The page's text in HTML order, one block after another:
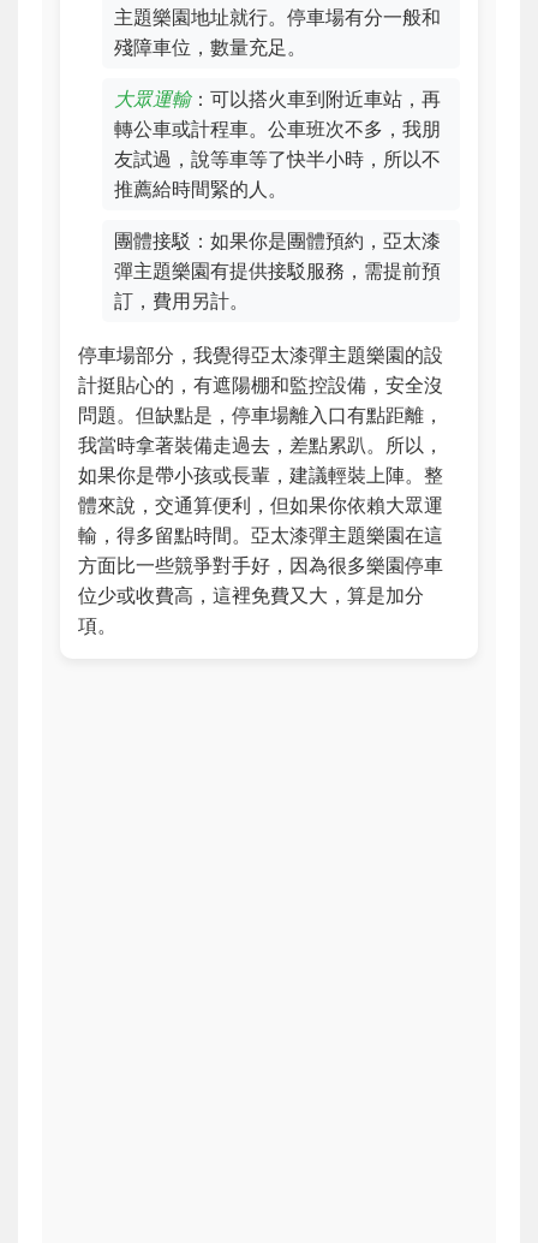
主題樂園地址就行。停車場有分一般和
殘障車位，數量充足。
大眾運輸：可以搭火車到附近車站，再
轉公車或計程車。公車班次不多，我朋
友試過，說等車等了快半小時，所以不
推薦給時間緊的人。
團體接駁 ：如果你是團體預約，亞太漆
彈主題樂園有提供接駁服務，需提前預
訂，費用另計。
停車場部分，我覺得亞太漆彈主題樂園的設
計挺貼心的，有遮陽棚和監控設備，安全沒
問題。但缺點是，停車場離入口有點距離，
我當時拿著裝備走過去，差點累趴。所以，
如果你是帶小孩或長輩，建議輕裝上陣。整
體來說，交通算便利，但如果你依賴大眾運
輸，得多留點時間。亞太漆彈主題樂園在這
方面比一些競爭對手好，因為很多樂園停車
位少或收費高，這裡免費又大，算是加分
項。